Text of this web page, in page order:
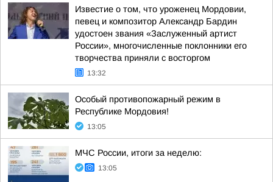
Известие о том, что уроженец Мордовии,
певец и композитор Александр Бардин
удостоен звания «Заслуженный артист
России», многочисленные поклонники его
творчества приняли с восторгом
13:32
Особый противопожарный режим в
Республике Мордовия!
13:05
МЧС России, итоги за неделю:
13:05